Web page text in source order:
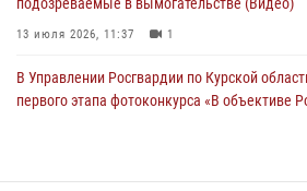
13 июля 2026, 11:37 1
В Управлении Росгвардии по Курской
первого этапа фотоконкурса «В объективе